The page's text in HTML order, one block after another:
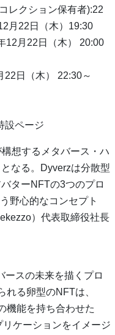
レクション保有者):22
月22日（木）19:30
12月22日（木） 20:00
日（木） 22:30～
設ページ
想するメタバース・ハ
なる。Dyverzは分散型
ターNFTの3つのプロ
野心的なコンセプト
）代表取締役社長
ースの未来を描くプロ
れる卵型のNFTは、
機能を持ち合わせた
ケーションをイメージ